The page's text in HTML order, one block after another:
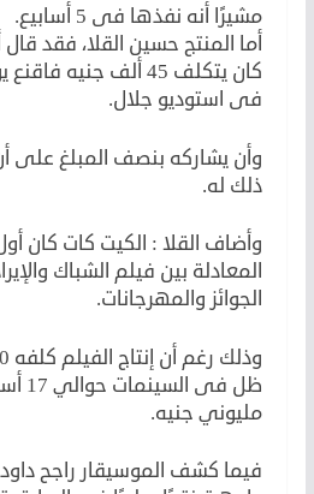
مشيرًا أنه نفذها فى 5 أسابيع.
أما المنتج حسين القلا، فقد قال
كان يتكلف 45 ألف
فى استوديو جلال.
وأن يشاركه بنصف المبلغ على
ذلك له.
وأضاف القلا : الكيت كات كان
المعادلة بين فيلم الشباك
الجوائز والمهرجانات.
ظل
مليوني جنيه.
فيما كشف الموسيقار راجح